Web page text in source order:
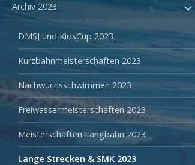
Archiv 2023
DMSJ und KidsCup 2023
Kurzbahnmeisterschaften 2023
Nachwuchsschwimmen 2023
Freiwassermeisterschaften 2023
Meisterschaften Langbahn 2023
Lange Strecken & SMK 2023